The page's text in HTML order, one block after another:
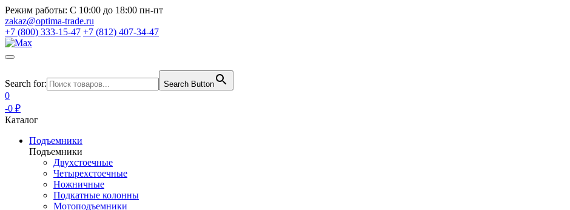
Режим работы: С 10:00 до 18:00 пн-пт
zakaz@optima-trade.ru
+7 (800) 333-15-47 +7 (812) 407-34-47
Search for: Search Button
0
-0 ₽
Каталог
Подъемники
Подъемники
Двухстоечные
Четырехстоечные
Ножничные
Подкатные колонны
Мотоподъемники